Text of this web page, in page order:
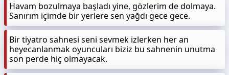
Havam bozulmaya başladı yine, gözlerim de dolmaya.
Sanırım içimde bir yerlere sen yağdı gece gece.
Bir tiyatro sahnesi seni sevmek izlerken her an
heyecanlanmak oyuncuları biziz bu sahnenin unutma
son perde hiç olmayacak.